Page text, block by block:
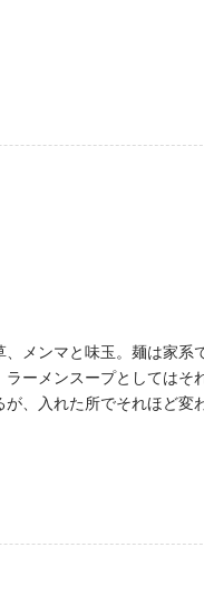
メンマと味玉。麺は家
ーメンスープとしては
、入れた所でそれほど変